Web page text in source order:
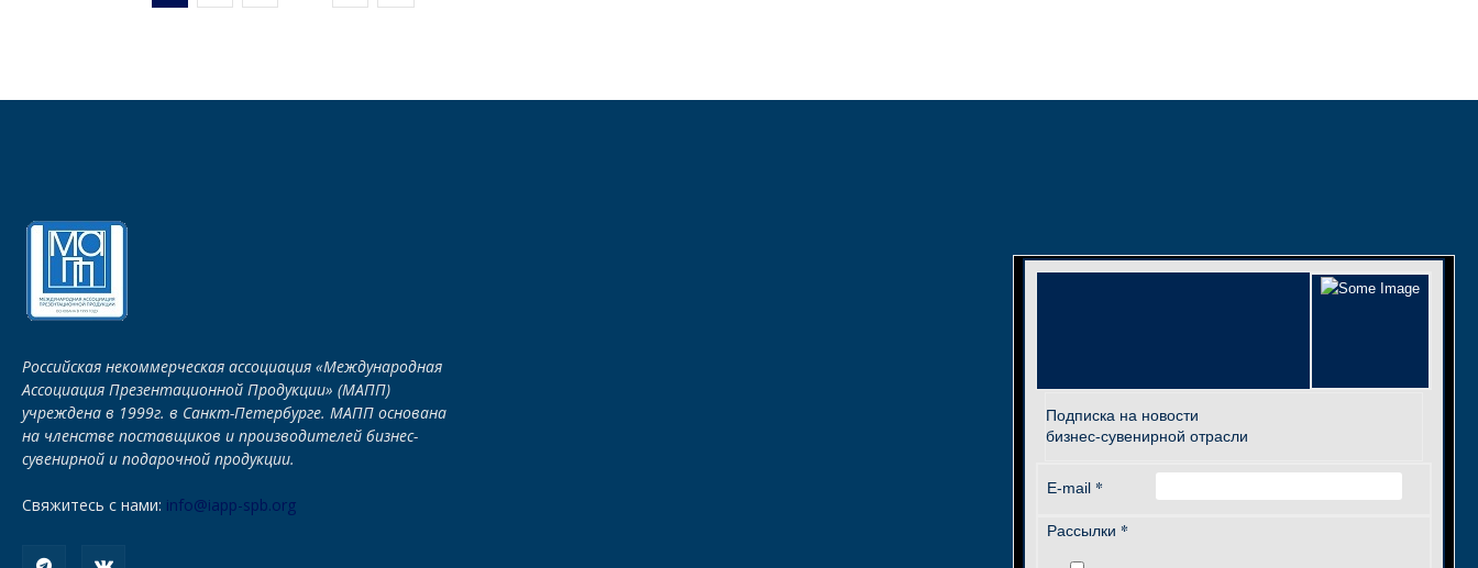
Российская некоммерческая ассоциация «Международная
Ассоциация Презентационной Продукции» (МАПП)
учреждена в 1999г. в Санкт-Петербурге. МАПП основана
на членстве поставщиков и производителей бизнес-
сувенирной и подарочной продукции.
Свяжитесь с нами: info@iapp-spb.org
Подписка на новости
бизнес-сувенирной отрасли
E-mail *
Рассылки *